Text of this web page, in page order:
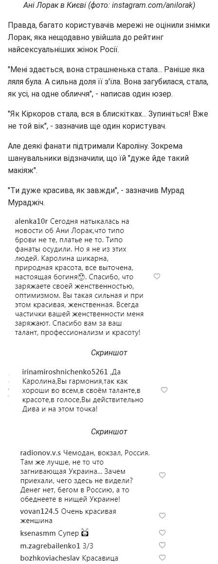
Ані Лорак в Києві (фото: instagram.com/anilorak)
Правда, багато користувачів мережі не оцінили знімки
Лорак, яка нещодавно увійшла до рейтинг
найсексуальніших жінок Росії.
"Мені здається, вона страшненька стала... Раніше яка
ляля була. А сильна доля її з'їла. Вона загубилася, стала,
як усі, на одне обличчя", - написав один юзер.
"Як Кіркоров стала, вся в блискітках... Зупиніться! Вже
не той вік", - зазначив ще один користувач.
Але деякі фанати підтримали Кароліну. Зокрема
шанувальники відзначили, що їй "дуже йде такий
макіяж".
"Ти дуже красива, як завжди", - зазначив Мурад
Мураджіч.
Скриншот
Скриншот